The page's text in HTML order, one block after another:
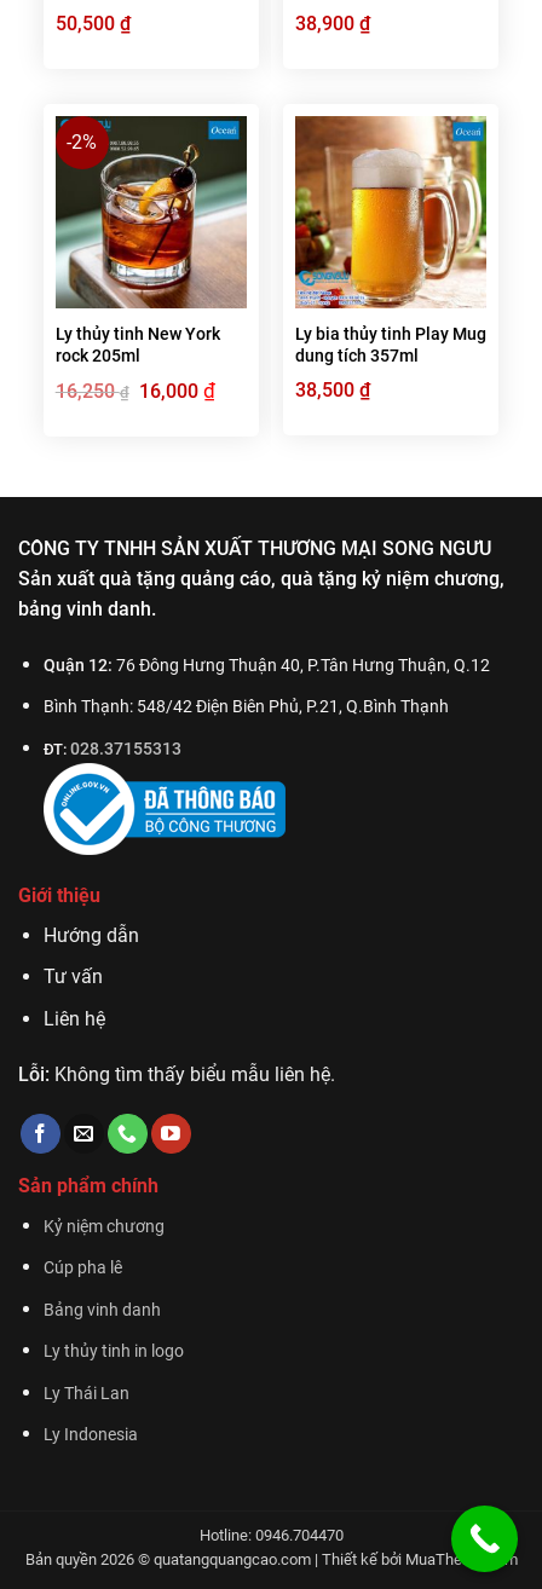
50,500 ₫ 38,900 ₫
-2%
Ly thủy tinh New York
rock 205ml
16,250₫
Giá
gốc
16,000 ₫Giá
hiện
Ly bia thủy tinh Play Mug
dung tích 357ml
38,500 ₫
CÔNG TY TNHH SẢN XUẤT THƯƠNG MẠI SONG NGƯU
Sản xuất quà tặng quảng cáo, quà tặng kỷ niệm chương,
bảng vinh danh.
Quận 12: 76 Đông Hưng Thuận 40, P.Tân Hưng Thuận, Q.12
Bình Thạnh: 548/42 Điện Biên Phủ, P.21, Q.Bình Thạnh
ĐT: 028.37155313
Giới thiệu
Hướng dẫn
Tư vấn
Liên hệ
Lỗi: Không tìm thấy biểu mẫu liên hệ.
Sản phẩm chính
Kỷ niệm chương
Cúp pha lê
Bảng vinh danh
Ly thủy tinh in logo
Ly Thái Lan
Ly Indonesia
Hotline: 0946.704470
Bản quyền 2026 © quatangquangcao.com | Thiết kế bởi MuaTheme.com